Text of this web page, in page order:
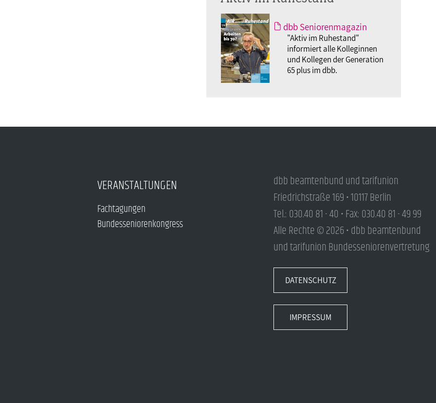
dbb Seniorenmagazin
"Aktiv im Ruhestand"
informiert alle Kolleginnen
und Kollegen der Generation
65 plus im dbb.
VERANSTALTUNGEN
Fachtagungen
Bundesseniorenkongress
dbb beamtenbund und tarifunion
Friedrichstraße 169 • 10117 Berlin
Tel.: 030.40 81 - 40 • Fax: 030.40 81 - 49 99
Alle Rechte © 2026 • dbb beamtenbund
und tarifunion Bundesseniorenvertretung
DATENSCHUTZ
IMPRESSUM